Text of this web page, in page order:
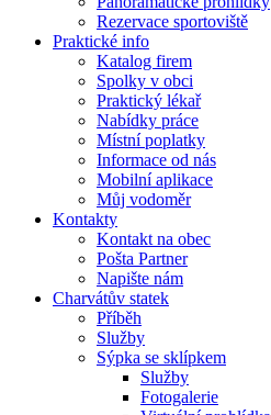
Rezervace sportoviště
Praktické info
Katalog firem
Spolky v obci
Praktický lékař
Nabídky práce
Místní poplatky
Informace od nás
Mobilní aplikace
Můj vodoměr
Kontakty
Kontakt na obec
Pošta Partner
Napište nám
Charvátův statek
Příběh
Služby
Sýpka se sklípkem
Služby
Fotogalerie